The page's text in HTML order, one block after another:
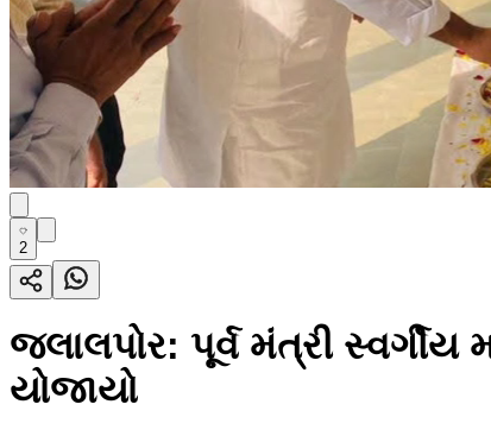
2
જલાલપોર: પૂર્વ મંત્રી સ્વર્ગીય
યોજાયો